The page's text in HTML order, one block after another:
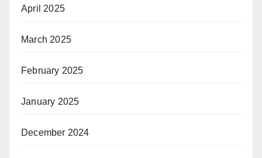
April 2025
March 2025
February 2025
January 2025
December 2024